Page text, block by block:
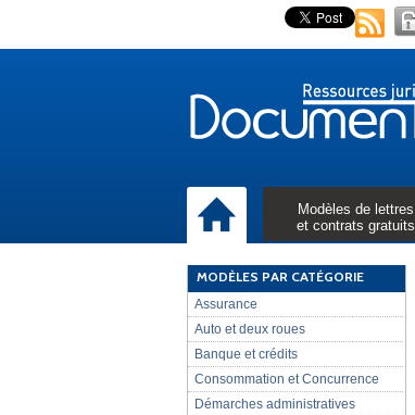
Modèles de lettres
et contrats gratuits
MODÈLES PAR CATÉGORIE
Assurance
Auto et deux roues
Banque et crédits
Consommation et Concurrence
Démarches administratives